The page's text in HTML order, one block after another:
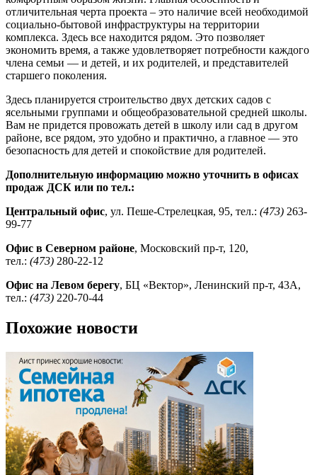
отличительная черта проекта – это наличие всей необходимой
социально-бытовой инфраструктуры на территории
комплекса. Здесь все находится рядом. Это позволяет
экономить время, а также удовлетворяет потребности каждого
члена семьи — и детей, и их родителей, и представителей
старшего поколения.
Здесь планируется строительство двух детских садов с
ясельными группами и общеобразовательной средней школы.
Вам не придется провожать детей в школу или сад в другом
районе, все рядом, это удобно и практично, а главное — это
безопасность для детей и спокойствие для родителей.
Дополнительную информацию можно уточнить в офисах
продаж ДСК или по тел.:
Центральный офис, ул. Пеше-Стрелецкая, 95, тел.: (473) 263-
99-77
Офис в Северном районе, Московский пр-т, 120,
тел.: (473) 280-22-12
Офис на Левом берегу, БЦ «Вектор», Ленинский пр-т, 43А,
тел.: (473) 220-70-44
Похожие новости